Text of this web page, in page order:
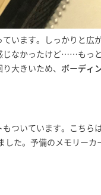
います。しっかりと広
じなかったけど……も
大きいため、 ボーディ
ついています。こちら
た。予備のメモリーカ